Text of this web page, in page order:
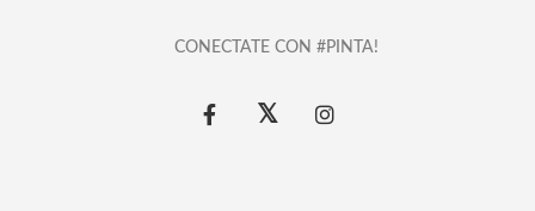
CONECTATE CON #PINTA!